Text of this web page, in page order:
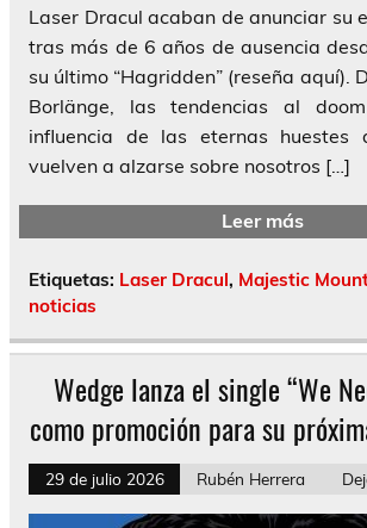
Laser Dracul acaban de anunciar su
tras más de 6 años de ausencia
su último “Hagridden” (reseña aquí).
Borlänge, las tendencias al
influencia de las eternas huestes
vuelven a alzarse sobre nosotros […]
Leer más
Etiquetas: Laser Dracul, Majestic
noticias
Wedge lanza el single “We
como promoción para su
29 de julio 2026 Rubén Herrera